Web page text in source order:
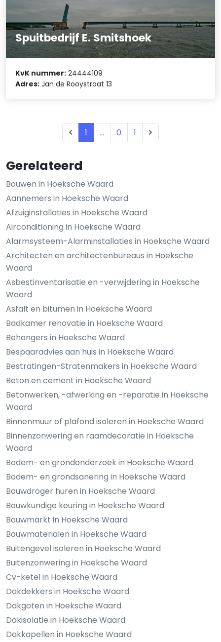
Gerelateerd
Bouwen in Hoeksche Waard
Aannemers in Hoeksche Waard
Afzuiginstallaties in Hoeksche Waard
Airconditioning in Hoeksche Waard
Alarmsysteem-Alarminstallaties in Hoeksche Waard
Architecten en architectenbureaus in Hoeksche
Waard
Asbestinventarisatie en -verwijdering in Hoeksche
Waard
Asfalt en bitumen in Hoeksche Waard
Badkamer renovatie in Hoeksche Waard
Behangers in Hoeksche Waard
Bespaaradvies aan huis in Hoeksche Waard
Bestratingen-Stratenmakers in Hoeksche Waard
Beton en cement in Hoeksche Waard
Betonwerken, -afwerking en -reparatie in Hoeksche
Waard
Binnenmuur of plafond isoleren in Hoeksche Waard
Binnenzonwering en raamdecoratie in Hoeksche
Waard
Bodem- en grondonderzoek in Hoeksche Waard
Bodem- en grondsanering in Hoeksche Waard
Bouwdroger huren in Hoeksche Waard
Bouwkundige keuring in Hoeksche Waard
Bouwmarkt in Hoeksche Waard
Bouwmaterialen in Hoeksche Waard
Buitengevel isoleren in Hoeksche Waard
Buitenzonwering in Hoeksche Waard
Cv-ketel in Hoeksche Waard
Dakdekkers in Hoeksche Waard
Dakgoten in Hoeksche Waard
Dakisolatie in Hoeksche Waard
Dakkapellen in Hoeksche Waard
Spuitbedrijf E. Smitshoek
KvK nummer: 24444109
Adres: Jan de Rooystraat 13
1 ... 0 1